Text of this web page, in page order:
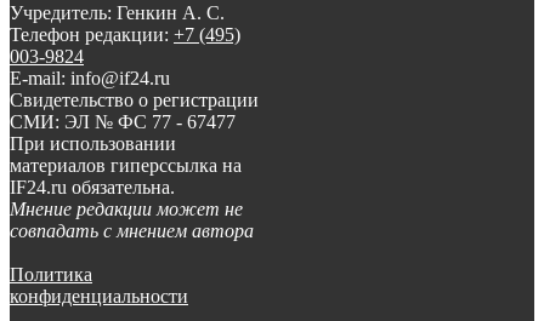
Учредитель: Генкин А. С.
Телефон редакции: +7 (495)
003-9824
E-mail: info@if24.ru
Свидетельство о регистрации
СМИ: ЭЛ № ФС 77 - 67477
При использовании
материалов гиперссылка на
IF24.ru обязательна.
Мнение редакции может не
совпадать с мнением автора
Политика
конфиденциальности